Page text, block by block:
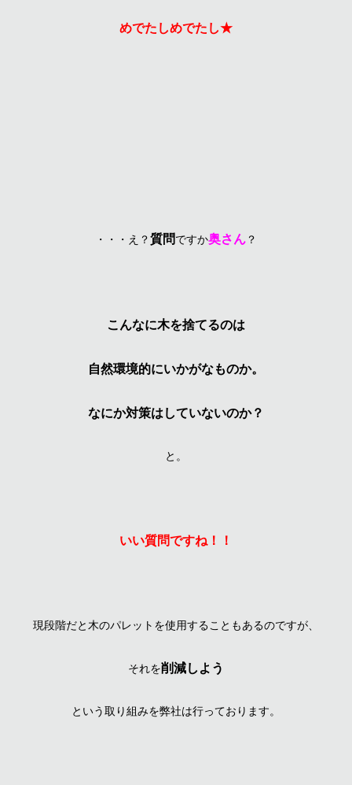
めでたしめでたし★
・・・え？質問ですか奥さん ？
こんなに木を捨てるのは
自然環境的にいかがなものか。
なにか対策はしていないのか？
と。
いい質問ですね！！
現段階だと木のパレットを使用することもあるのですが、
それを削減しよう
という取り組みを弊社は行っております。